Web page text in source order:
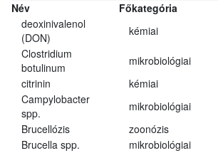
Név Főkategória
deoxinivalenol
(DON)
kémiai
Clostridium
botulinum
mikrobiológiai
citrinin
kémiai
Campylobacter
spp.
mikrobiológiai
Brucellózis
zoonózis
Brucella spp.
mikrobiológiai